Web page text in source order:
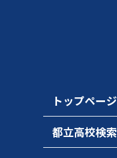
トップページ
都立高校検索